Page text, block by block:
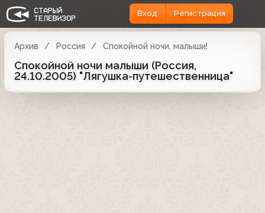
Вход Регистрация
Архив Россия Спокойной ночи, малыши!
Спокойной ночи малыши (Россия,
24.10.2005) "Лягушка-путешественница"